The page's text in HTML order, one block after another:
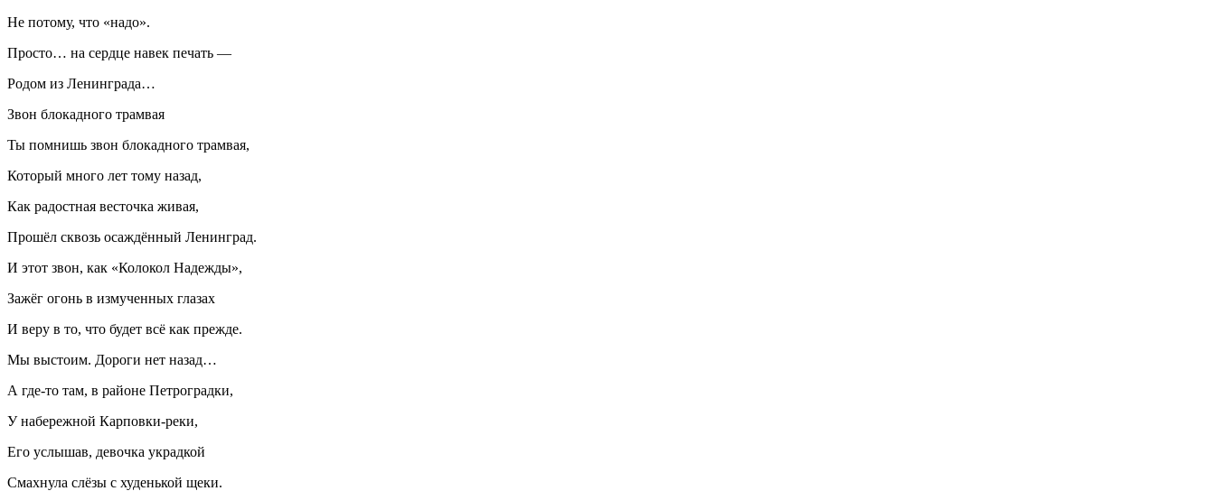
Не потому, что «надо».
Просто… на сердце навек печать —
Родом из Ленинграда…
Звон блокадного трамвая
Ты помнишь звон блокадного трамвая,
Который много лет тому назад,
Как радостная весточка живая,
Прошёл сквозь осаждённый Ленинград.
И этот звон, как «Колокол Надежды»,
Зажёг огонь в измученных глазах
И веру в то, что будет всё как прежде.
Мы выстоим. Дороги нет назад…
А где-то там, в районе Петроградки,
У набережной Карповки-реки,
Его услышав, девочка украдкой
Смахнула слёзы с худенькой щеки.